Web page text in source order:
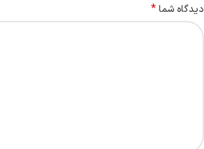
دیدگاه شما*